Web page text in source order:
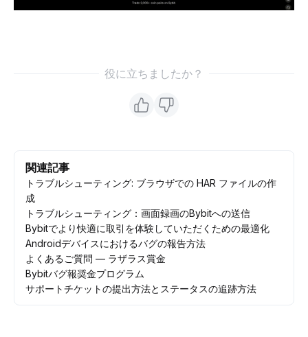
役に立ちましたか？
関連記事
トラブルシューティング: ブラウザでの HAR ファイルの作
成
トラブルシューティング：画面録画のBybitへの送信
Bybitでより快適に取引を体験していただくための最適化
Androidデバイスにおけるバグの報告方法
よくあるご質問 — ラザラス賞金
Bybitバグ報奨金プログラム
サポートチケットの提出方法とステータスの追跡方法